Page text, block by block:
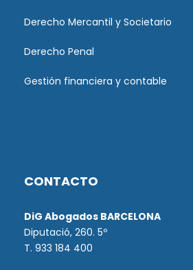
Derecho Mercantil y Societario
Derecho Penal
Gestión financiera y contable
CONTACTO
DiG Abogados BARCELONA
Diputació, 260. 5º
T. 933 184 400